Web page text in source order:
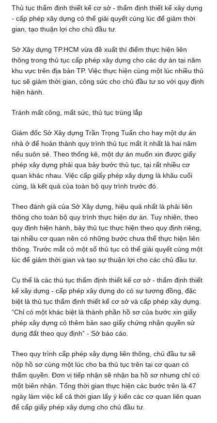
Thủ tục thẩm định thiết kế cơ sở - thẩm định thiết kế xây dựng
- cấp phép xây dựng có thể giải quyết cùng lúc để giảm thời
gian, tạo thuận lợi cho chủ đầu tư.
Sở Xây dựng TP.HCM vừa đề xuất thí điểm thực hiện liên
thông trong thủ tục cấp phép xây dựng cho các dự án tại năm
khu vực trên địa bàn TP. Việc thực hiện cùng một lúc nhiều thủ
tục sẽ giảm thời gian, công sức cho chủ đầu tư so với quy định
hiện hành.
Tránh mất công, mất sức, thủ tục trùng lắp
Giám đốc Sở Xây dựng Trần Trọng Tuấn cho hay một dự án
nhà ở để hoàn thành quy trình thủ tục mất ít nhất là hai năm
nếu suôn sẻ. Theo thống kê, một dự án muốn xin được giấy
phép xây dựng phải qua bảy bước thủ tục, tại rất nhiều cơ
quan khác nhau. Việc cấp giấy phép xây dựng là khâu cuối
cùng, là kết quả của toàn bộ quy trình trước đó.
Theo đánh giá của Sở Xây dựng, hiệu quả nhất là phải liên
thông cho toàn bộ quy trình thực hiện dự án. Tuy nhiên, theo
quy định hiện hành, bảy thủ tục thực hiện theo quy định riêng,
tại nhiều cơ quan nên có những bước chưa thể thực hiện liên
thông. Trước mắt có một số thủ tục có thể giải quyết cùng một
lúc để giảm thời gian và tạo sự thuận lợi cho các chủ đầu tư.
Cụ thể là các thủ tục thẩm định thiết kế cơ sở - thẩm định thiết
kế xây dựng - cấp phép xây dựng do có sự tương đồng, đặc
biệt là thủ tục thẩm định thiết kế cơ sở và cấp phép xây dựng.
“Chỉ có một khác biệt là thành phần hồ sơ của bước xin giấy
phép xây dựng có thêm bản sao giấy chứng nhận quyền sử
dụng đất theo quy định” - Sở báo cáo.
Theo quy trình cấp phép xây dựng liên thông, chủ đầu tư sẽ
nộp hồ sơ cùng một lúc cho ba thủ tục trên tại cơ quan có
thẩm quyền. Đơn vị tiếp nhận sẽ nhận ba hồ sơ nhưng chỉ có
một biên nhận. Tổng thời gian thực hiện các bước trên là 47
ngày làm việc kể cả thời gian lấy ý kiến các cơ quan liên quan
để cấp giấy phép xây dựng cho chủ đầu tư.